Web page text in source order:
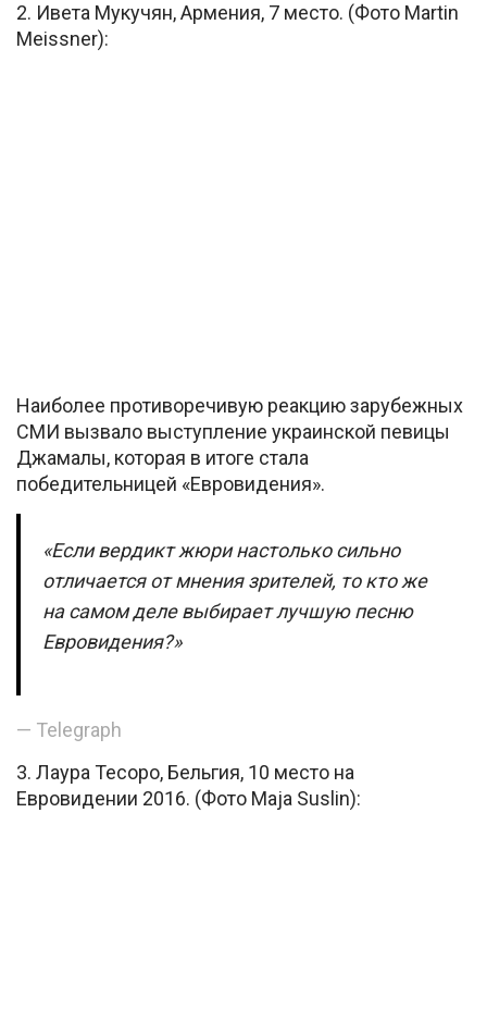
2. Ивета Мукучян, Армения, 7 место. (Фото Martin
Meissner):
Наиболее противоречивую реакцию зарубежных
СМИ вызвало выступление украинской певицы
Джамалы, которая в итоге стала
победительницей «Евровидения».
«Если вердикт жюри настолько сильно
отличается от мнения зрителей, то кто же
на самом деле выбирает лучшую песню
Евровидения?»
— Telegraph
3. Лаура Тесоро, Бельгия, 10 место на
Евровидении 2016. (Фото Maja Suslin):